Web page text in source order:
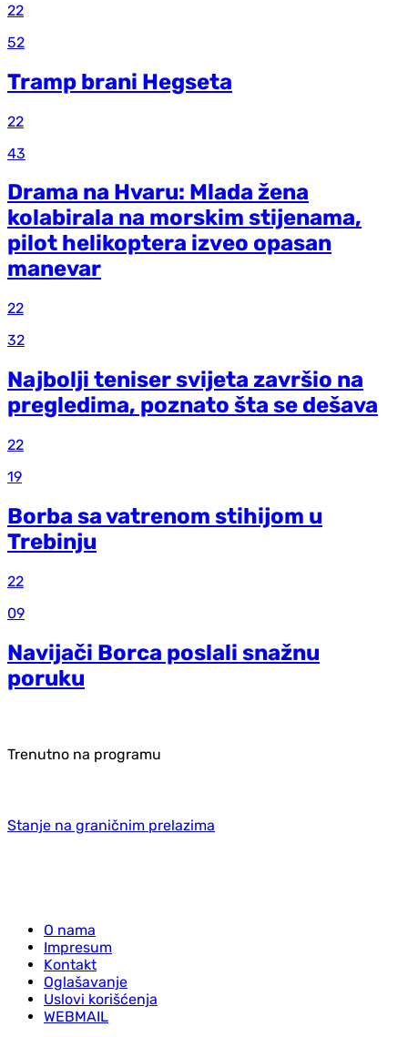
22
52
Tramp brani Hegseta
22
43
Drama na Hvaru: Mlada žena
kolabirala na morskim stijenama,
pilot helikoptera izveo opasan
manevar
22
32
Najbolji teniser svijeta završio na
pregledima, poznato šta se dešava
22
19
Borba sa vatrenom stihijom u
Trebinju
22
09
Navijači Borca poslali snažnu
poruku
Trenutno na programu
Stanje na graničnim prelazima
O nama
Impresum
Kontakt
Oglašavanje
Uslovi korišćenja
WEBMAIL